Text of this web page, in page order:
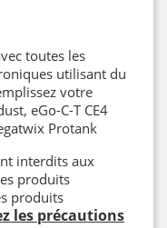
toutes les
utilisant du
votre
eGo-C-T CE4
Protank
interdits aux
produits
produits
les précautions